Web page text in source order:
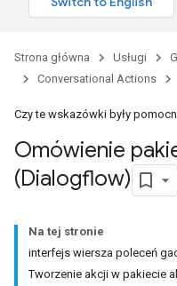
Strona główna Usługi
Conversational Actions
Czy te wskazówki były
Omówienie
(Dialogflow)
Na tej stronie
interfejs wiersza poleceń
Tworzenie akcji w pakiecie